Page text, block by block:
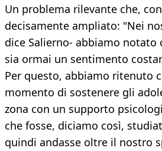
Un problema rilevante che,
decisamente ampliato: "Nei
dice Salierno- abbiamo
sia ormai un sentimento
Per questo, abbiamo ritenuto
momento di sostenere gli
zona con un supporto
che fosse, diciamo così,
quindi andasse oltre il nostro